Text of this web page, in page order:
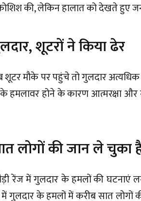
की, लेकिन हालात को देखते हुए
शूटरों ने किया ढेर
मौके पर पहुंचे तो गुलदार अत्यधिक
होने के कारण आत्मरक्षा और
लोगों की जान ले चुका
रेंज में गुलदार के हमलों की घटनाएं
गुलदार के हमलों में करीब सात लोगों